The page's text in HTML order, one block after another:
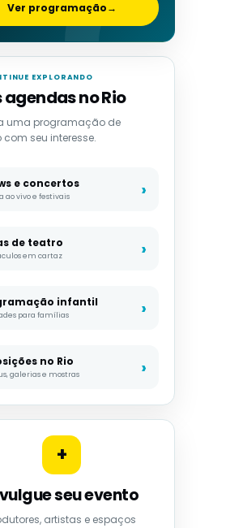
Ver programação→
EXPLORANDO
agendas no Rio
uma programação de
seu interesse.
e concertos
ao vivo e festivais
de teatro
em cartaz
infantil
para famílias
no Rio
galerias e mostras
+
seu evento
artistas e espaços